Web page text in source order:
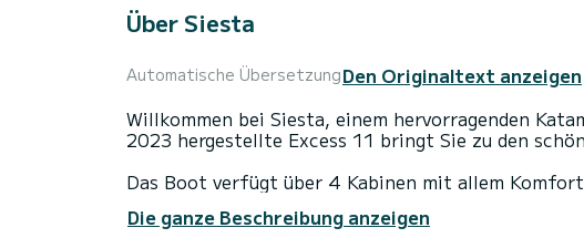
Über Siesta
Automatische ÜbersetzungDen Originaltext anzeigen
Willkommen bei Siesta, einem hervorragenden
2023 hergestellte Excess 11 bringt Sie zu den
Das Boot verfügt über 4 Kabinen mit allem
außergewöhnlichen Urlaub auf dem Wasser rund
Die ganze Beschreibung anzeigen